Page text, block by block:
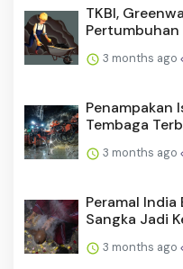
TKBI,
Pertumbuhan
3 months ago
Penampakan
Tembaga
3 months ago
Peramal India
Sangka Jadi
3 months ago